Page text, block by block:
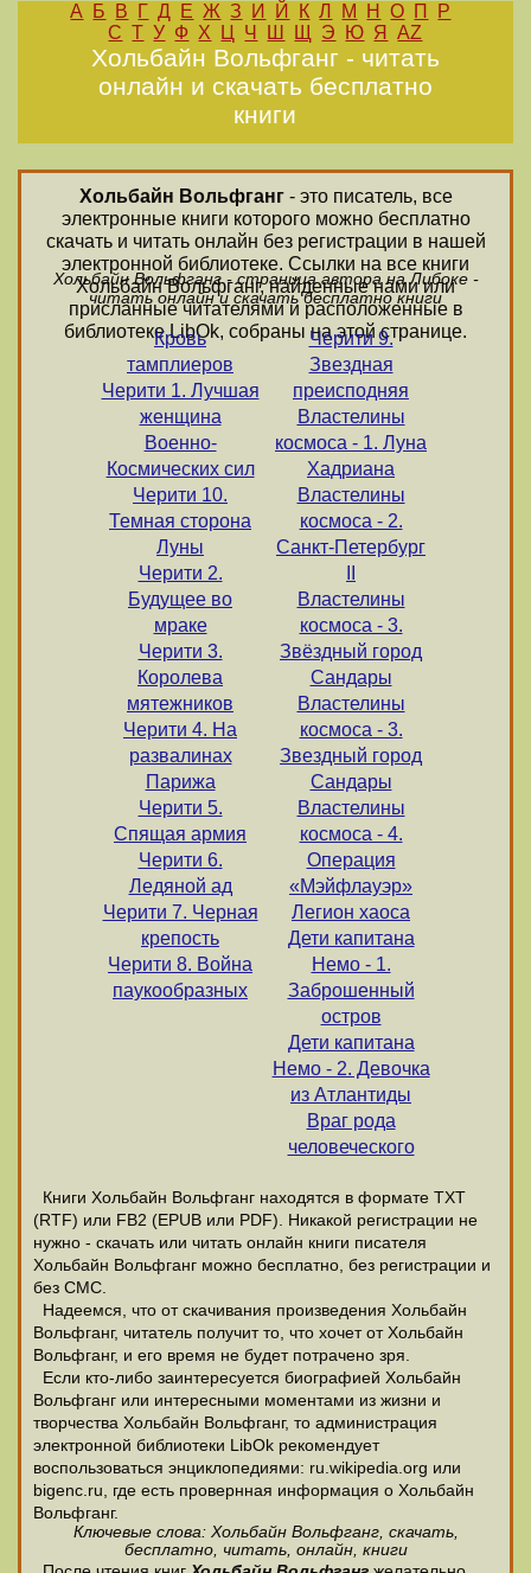
А Б В Г Д Е Ж З И Й К Л М Н О П
Р
С Т У Ф Х Ц Ч Ш Щ Э Ю Я AZ
Хольбайн Вольфганг - читать
онлайн и скачать бесплатно
книги
Хольбайн Вольфганг- это писатель, все
электронные книги которого можно бесплатно
скачать и читать онлайн без регистрации в нашей
электронной библиотеке. Ссылки на все книги
Хольбайн Вольфганг, найденные нами или
присланные читателями и расположенные в
библиотеке LibOk, собраны на этой странице.
Хольбайн Вольфганг - страница автора на Либоке -
читать онлайн и скачать бесплатно книги
Кровь
тамплиеров
Черити 1. Лучшая
женщина
Военно-
Космических сил
Черити 10.
Темная сторона
Луны
Черити 2.
Будущее во
мраке
Черити 3.
Королева
мятежников
Черити 4. На
развалинах
Парижа
Черити 5.
Спящая армия
Черити 6.
Ледяной ад
Черити 7. Черная
крепость
Черити 8. Война
паукообразных
Черити 9.
Звездная
преисподняя
Властелины
космоса - 1. Луна
Хадриана
Властелины
космоса - 2.
Санкт-Петербург
Властелины
космоса - 3.
Звёздный город
Сандары
Властелины
космоса - 3.
Звездный город
Сандары
Властелины
космоса - 4.
Операция
«Мэйфлауэр»
Легион хаоса
Дети капитана
Немо - 1.
Заброшенный
остров
Дети капитана
Немо - 2. Девочка
из Атлантиды
Враг рода
человеческого
Книги Хольбайн Вольфганг находятся в формате ТХТ
(RTF) или FB2 (EPUB или PDF). Никакой регистрации не
нужно - скачать или читать онлайн книги писателя
Хольбайн Вольфганг можно бесплатно, без регистрации и
без СМС.
Надеемся, что от скачивания произведения Хольбайн
Вольфганг, читатель получит то, что хочет от Хольбайн
Вольфганг, и его время не будет потрачено зря.
Если кто-либо заинтересуется биографией Хольбайн
Вольфганг или интересными моментами из жизни и
творчества Хольбайн Вольфганг, то администрация
электронной библиотеки LibOk рекомендует
воспользоваться энциклопедиями: ru.wikipedia.org или
bigenc.ru, где есть провернная информация о Хольбайн
Вольфганг.
Ключевые слова: Хольбайн Вольфганг, скачать,
бесплатно, читать, онлайн, книги